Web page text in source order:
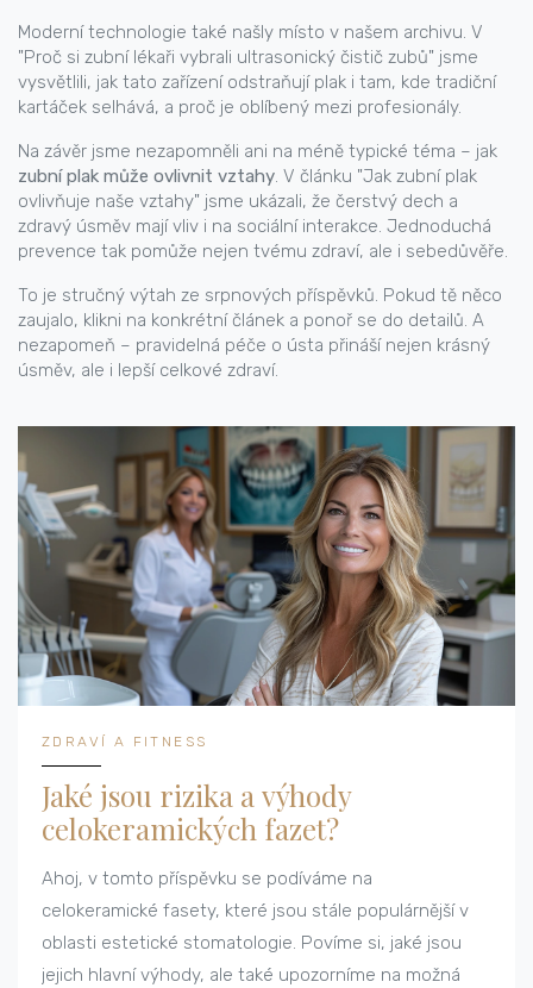
Moderní technologie také našly místo v našem archivu. V
"Proč si zubní lékaři vybrali ultrasonický čistič zubů" jsme
vysvětlili, jak tato zařízení odstraňují plak i tam, kde tradiční
kartáček selhává, a proč je oblíbený mezi profesionály.
Na závěr jsme nezapomněli ani na méně typické téma – jak
zubní plak může ovlivnit vztahy. V článku "Jak zubní plak
ovlivňuje naše vztahy" jsme ukázali, že čerstvý dech a
zdravý úsměv mají vliv i na sociální interakce. Jednoduchá
prevence tak pomůže nejen tvému zdraví, ale i sebedůvěře.
To je stručný výtah ze srpnových příspěvků. Pokud tě něco
zaujalo, klikni na konkrétní článek a ponoř se do detailů. A
nezapomeň – pravidelná péče o ústa přináší nejen krásný
úsměv, ale i lepší celkové zdraví.
ZDRAVÍ A FITNESS
Jaké jsou rizika a výhody
celokeramických fazet?
Ahoj, v tomto příspěvku se podíváme na
celokeramické fasety, které jsou stále populárnější v
oblasti estetické stomatologie. Povíme si, jaké jsou
jejich hlavní výhody, ale také upozorníme na možná